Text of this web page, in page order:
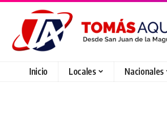
Inicio Locales Nacionales